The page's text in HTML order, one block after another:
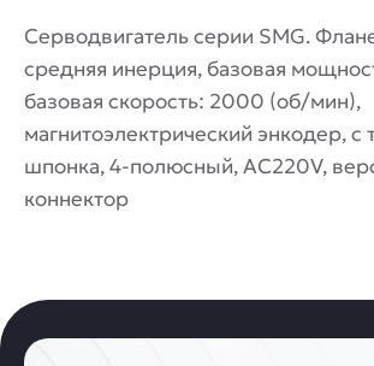
Серводвигатель серии SMG.
средняя инерция, базовая
базовая скорость: 2000 (об/мин),
магнитоэлектрический энкодер, с
шпонка, 4-полюсный, AC220V,
коннектор